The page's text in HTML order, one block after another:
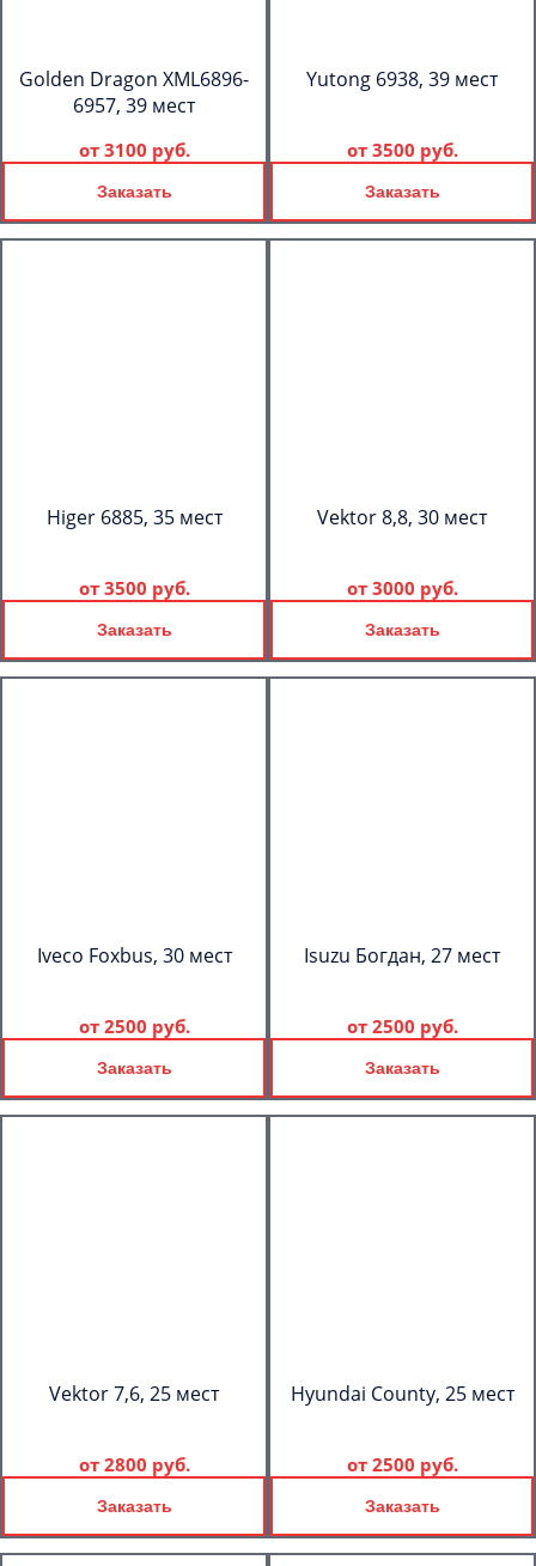
Golden Dragon XML6896-
6957, 39 мест
от 3100 руб.
Заказать
Yutong 6938, 39 мест
от 3500 руб.
Заказать
Higer 6885, 35 мест
от 3500 руб.
Заказать
Vektor 8,8, 30 мест
от 3000 руб.
Заказать
Iveco Foxbus, 30 мест
от 2500 руб.
Заказать
Isuzu Богдан, 27 мест
от 2500 руб.
Заказать
Vektor 7,6, 25 мест
от 2800 руб.
Заказать
Hyundai County, 25 мест
от 2500 руб.
Заказать